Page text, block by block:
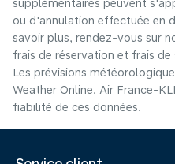
supplémentaires peuvent
ou d'annulation effectuée en
savoir plus, rendez-vous sur
frais de réservation et frais de
Les prévisions
Weather Online. Air France-
fiabilité de ces données.